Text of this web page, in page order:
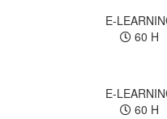
E-
60 H
E-
60 H